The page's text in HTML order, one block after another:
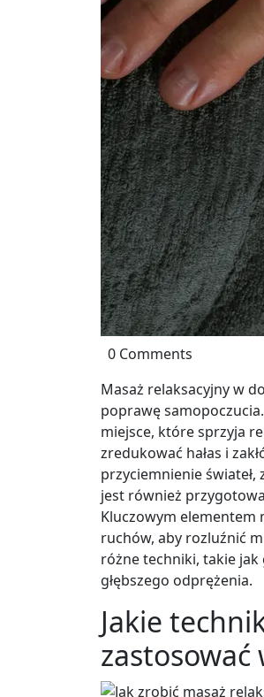
0 Comments
Masaż relaksacyjny w
poprawę
miejsce, które sprzyja
zredukować hałas i
przyciemnienie
jest również
Kluczowym elementem
ruchów, aby rozluźnić
różne techniki, takie jak
głębszego odprężenia.
Jakie
zastosować